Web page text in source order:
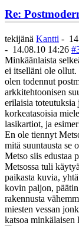
Re:
tekijänä Kantti -
- 14.08.10 14:26
Minkäänlaista
ei itselläni ole ollut.
olen todennut
arkkitehtoonisen
erilaisia
korkeatasoisia
lasikartiot, ja
En ole tiennyt
mitä suuntausta se
Metso siis edustaa
Metsossa tuli
paikasta kuvia,
kovin paljon,
rakennusta
miesten vessan
katsoa minkälaisen